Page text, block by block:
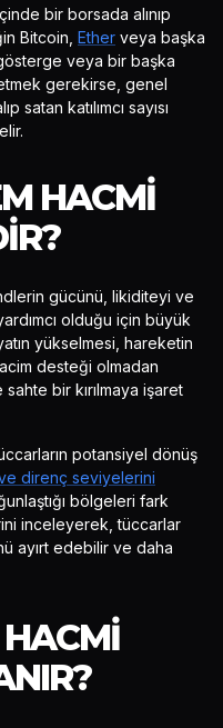
bir borsada alınıp
Bitcoin, Ether veya başka
veya bir başka
gerekirse, genel
satan katılımcı sayısı
HACMI
gücünü, likiditeyi ve
olduğu için büyük
yükselmesi, hareketin
desteği olmadan
bir kırılmaya işaret
potansiyel dönüş
direnç seviyelerini
bölgeleri fark
inceleyerek, tüccarlar
ayırt edebilir ve daha